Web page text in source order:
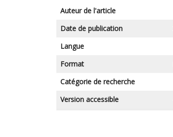
Auteur de l'article
Date de publication
Langue
Format
Catégorie de recherche
Version accessible